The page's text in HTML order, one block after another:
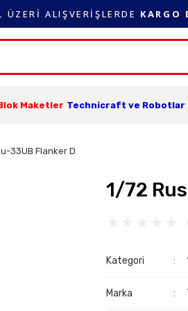
ÜZERİ ALIŞVERİŞLERDE KARGO
Maketler Technicraft ve Robotlar
33UB Flanker D
1/72
Kategori
Marka